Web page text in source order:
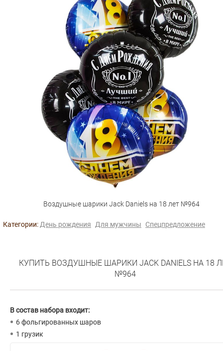
Воздушные шарики Jack Daniels на 18 лет №964
Категории: День рождения Для мужчины Спецпредложение
КУПИТЬ ВОЗДУШНЫЕ ШАРИКИ JACK DANIELS НА 18
№964
В состав набора входит:
6 фольгированных шаров
1 грузик